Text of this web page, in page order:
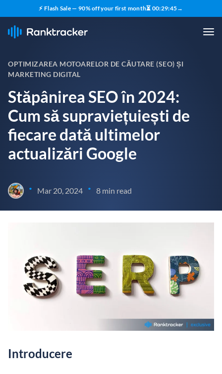
⚡ Flash Sale — 90% off your first month⏳ 00:29:43→
OPTIMIZAREA MOTOARELOR DE CĂUTARE (SEO) ȘI
MARKETING DIGITAL
Stăpânirea SEO în 2024:
Cum să supraviețuiești de
fiecare dată ultimelor
actualizări Google
• Mar 20, 2024 • 8 min read
Introducere